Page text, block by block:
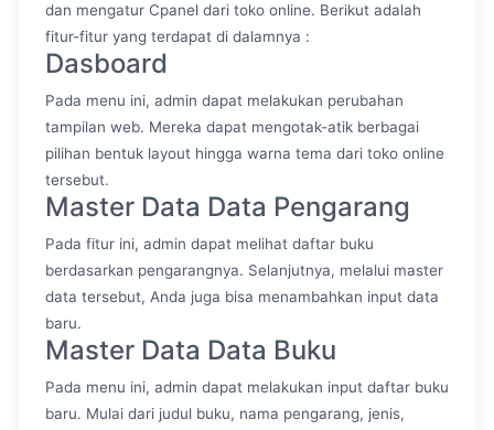
dan mengatur Cpanel dari toko online. Berikut adalah
fitur-fitur yang terdapat di dalamnya :
Dasboard
Pada menu ini, admin dapat melakukan perubahan
tampilan web. Mereka dapat mengotak-atik berbagai
pilihan bentuk layout hingga warna tema dari toko online
tersebut.
Master Data Data Pengarang
Pada fitur ini, admin dapat melihat daftar buku
berdasarkan pengarangnya. Selanjutnya, melalui master
data tersebut, Anda juga bisa menambahkan input data
baru.
Master Data Data Buku
Pada menu ini, admin dapat melakukan input daftar buku
baru. Mulai dari judul buku, nama pengarang, jenis,